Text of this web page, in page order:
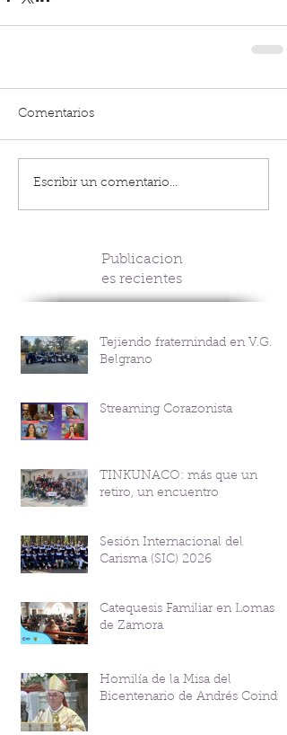
Comentarios
Escribir un comentario...
Publicacion
es recientes
Tejiendo fraternindad en V.G.
Belgrano
Streaming Corazonista
TINKUNACO: más que un
retiro, un encuentro
Sesión Internacional del
Carisma (SIC) 2026
Catequesis Familiar en Lomas
de Zamora
Homilía de la Misa del
Bicentenario de Andrés Coindre